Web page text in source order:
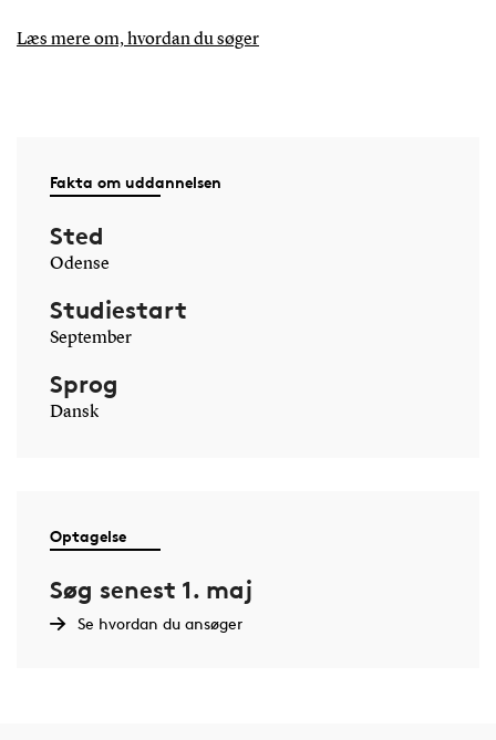
Læs mere om, hvordan du søger
Fakta om uddannelsen
Sted
Odense
Studiestart
September
Sprog
Dansk
Optagelse
Søg senest 1. maj
Se hvordan du ansøger